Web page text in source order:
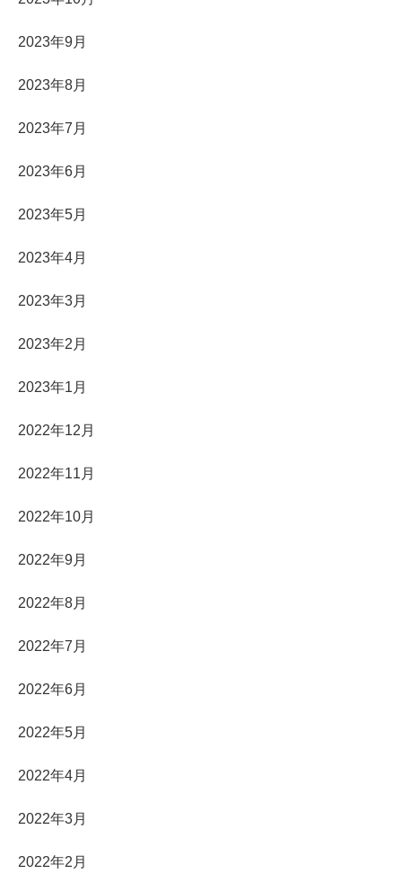
2023年9月
2023年8月
2023年7月
2023年6月
2023年5月
2023年4月
2023年3月
2023年2月
2023年1月
2022年12月
2022年11月
2022年10月
2022年9月
2022年8月
2022年7月
2022年6月
2022年5月
2022年4月
2022年3月
2022年2月